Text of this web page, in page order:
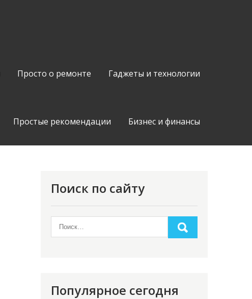
Просто о ремонте Гаджеты и технологии
Простые рекомендации Бизнес и финансы
Поиск по сайту
Популярное сегодня